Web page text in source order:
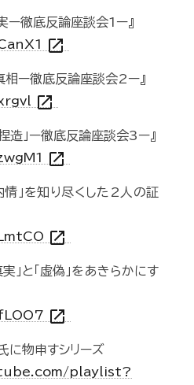
ー徹底反論座談会1ー』
open_in_new
相ー徹底反論座談会2ー』
open_in_new
造」ー徹底反論座談会3ー』
open_in_new
情」を知り尽くした2人の証
open_in_new
」と「虚偽」をあきらかにす
open_in_new
に物申すシリーズ
playlist?